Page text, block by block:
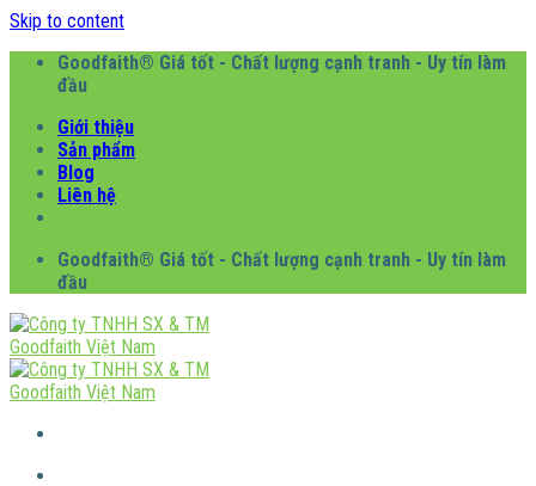
Skip to content
Goodfaith® Giá tốt - Chất lượng cạnh tranh - Uy tín làm
đầu
Giới thiệu
Sản phẩm
Blog
Liên hệ
Goodfaith® Giá tốt - Chất lượng cạnh tranh - Uy tín làm
đầu